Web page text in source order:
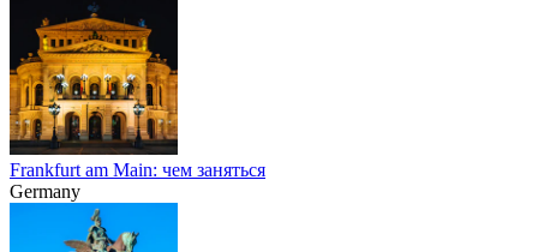
Frankfurt am Main: чем заняться
Germany